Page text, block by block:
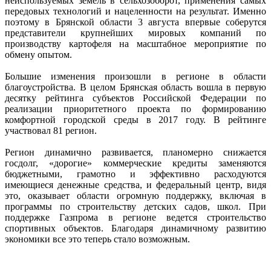
передовых технологий и нацеленности на результат. Именно
поэтому в Брянской области 3 августа впервые соберутся
представители крупнейших мировых компаний по
производству картофеля на масштабное мероприятие по
обмену опытом.
Большие изменения произошли в регионе в области
благоустройства. В целом Брянская область вошла в первую
десятку рейтинга субъектов Российской Федерации по
реализации приоритетного проекта по формированию
комфортной городской среды в 2017 году. В рейтинге
участвовал 81 регион.
Регион динамично развивается, планомерно снижается
госдолг, «дорогие» коммерческие кредиты заменяются
бюджетными, грамотно и эффективно расходуются
имеющиеся денежные средства, и федеральный центр, видя
это, оказывает области огромную поддержку, включая в
программы по строительству детских садов, школ. При
поддержке Газпрома в регионе ведется строительство
спортивных объектов. Благодаря динамичному развитию
экономики все это теперь стало возможным.